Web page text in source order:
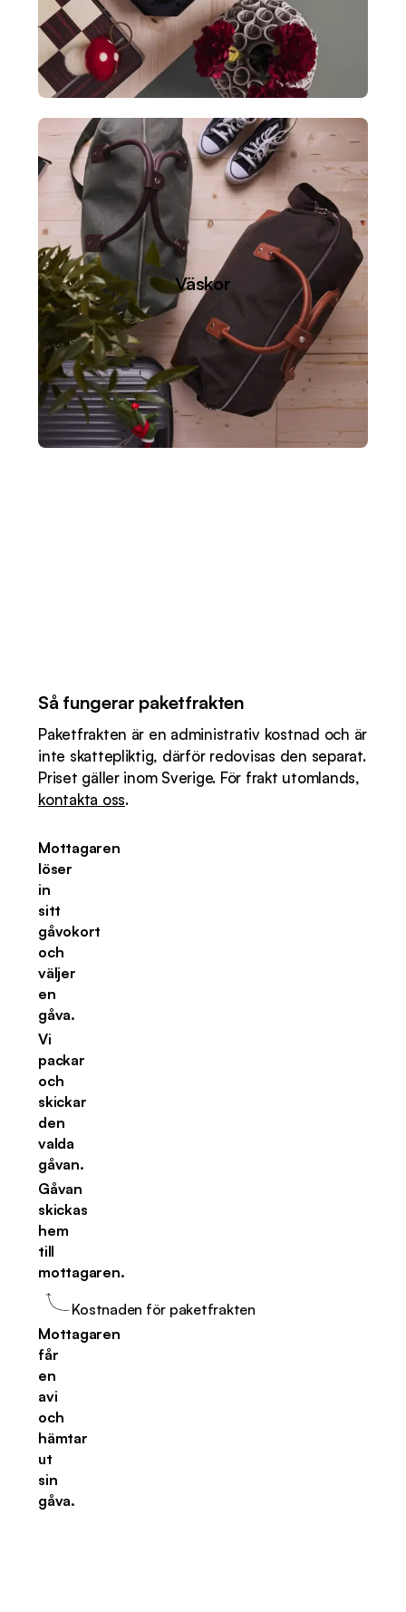
Väskor
Så fungerar paketfrakten
Paketfrakten är en administrativ kostnad och är
inte skattepliktig, därför redovisas den separat.
Priset gäller inom Sverige. För frakt utomlands,
kontakta oss.
Mottagaren
löser
in
sitt
gåvokort
och
väljer
en
gåva.
Vi
packar
och
skickar
den
valda
gåvan.
Gåvan
skickas
hem
till
mottagaren.
Kostnaden för paketfrakten
Mottagaren
får
en
avi
och
hämtar
ut
sin
gåva.